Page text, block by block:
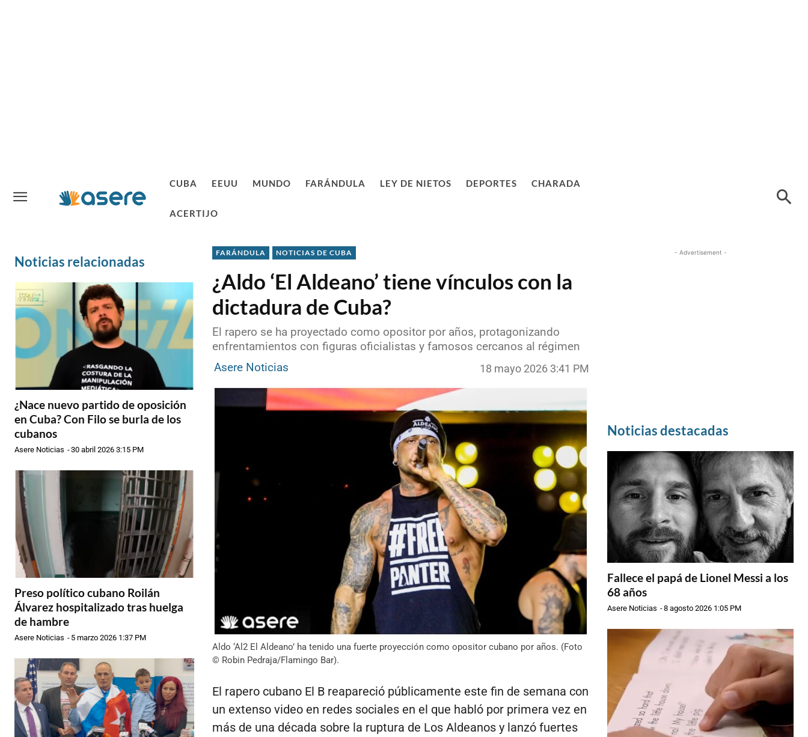
CUBA EEUU MUNDO FARÁNDULA LEY DE NIETOS DEPORTES CHARADA
ACERTIJO
Noticias relacionadas
¿Nace nuevo partido de oposición
en Cuba? Con Filo se burla de los
cubanos
Asere Noticias -30 abril 2026 3:15 PM
Preso político cubano Roilán
Álvarez hospitalizado tras huelga
de hambre
Asere Noticias - 5 marzo 2026 1:37 PM
FARÁNDULA NOTICIAS DE CUBA
¿Aldo ‘El Aldeano’ tiene vínculos con la
dictadura de Cuba?
El rapero se ha proyectado como opositor por años, protagonizando
enfrentamientos con figuras oficialistas y famosos cercanos al régimen
Asere Noticias
18 mayo 2026 3:41 PM
Aldo ‘Al2 El Aldeano’ ha tenido una fuerte proyección como opositor cubano por años. (Foto
© Robin Pedraja/Flamingo Bar).
El rapero cubano El B reapareció públicamente este fin de semana con
un extenso video en redes sociales en el que habló por primera vez en
más de una década sobre la ruptura de Los Aldeanos y lanzó fuertes
- Advertisement -
Noticias destacadas
Fallece el papá de Lionel Messi a los
68 años
Asere Noticias -8 agosto 2026 1:05 PM